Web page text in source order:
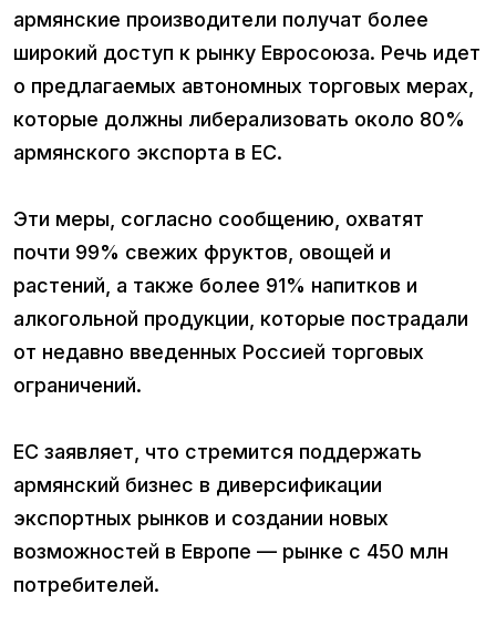
армянские производители получат более
широкий доступ к рынку Евросоюза. Речь идет
о предлагаемых автономных торговых мерах,
которые должны либерализовать около 80%
армянского экспорта в ЕС.
Эти меры, согласно сообщению, охватят
почти 99% свежих фруктов, овощей и
растений, а также более 91% напитков и
алкогольной продукции, которые пострадали
от недавно введенных Россией торговых
ограничений.
ЕС заявляет, что стремится поддержать
армянский бизнес в диверсификации
экспортных рынков и создании новых
возможностей в Европе — рынке с 450 млн
потребителей.